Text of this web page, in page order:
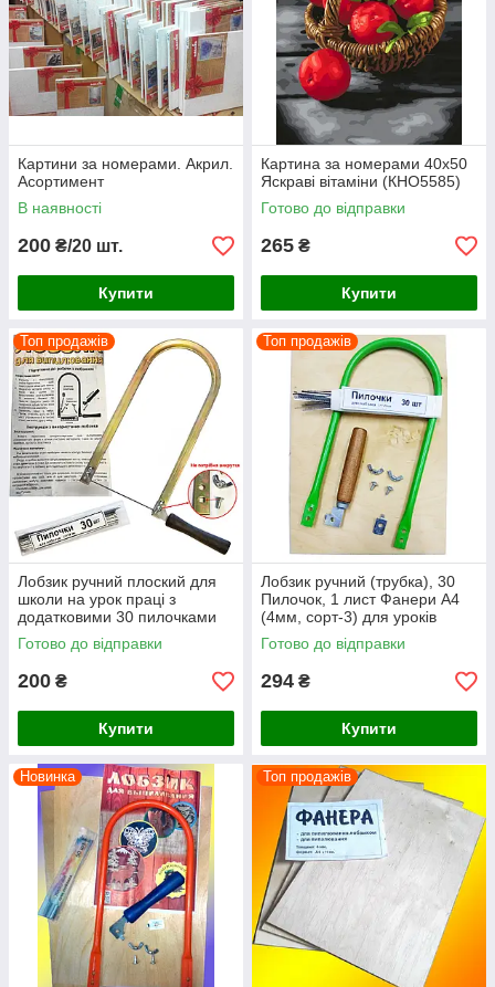
Картини за номерами. Акрил.
Асортимент
В наявності
200 ₴/20 шт.
Купити
Картина за номерами 40x50
Яскраві вітаміни (КНО5585)
Готово до відправки
265 ₴
Купити
Топ продажів
Лобзик ручний плоский для
школи на урок праці з
додатковими 30 пилочками
Готово до відправки
200 ₴
Купити
Топ продажів
Лобзик ручний (трубка), 30
Пилочок, 1 лист Фанери А4
(4мм, сорт-3) для уроків
праці в школі (KT0005)
Готово до відправки
294 ₴
Купити
Новинка Топ продажів